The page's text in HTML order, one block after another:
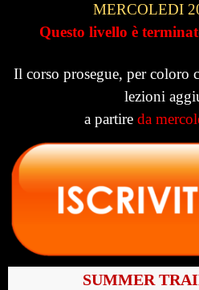
MERCOLEDI
Questo livello è
Il corso prosegue, per coloro
lezioni
a partireda
SUMMER